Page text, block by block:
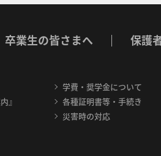
卒業生の皆さまへ 保護
』
学費・奨学金について
各種証明書等・手続き
災害時の対応